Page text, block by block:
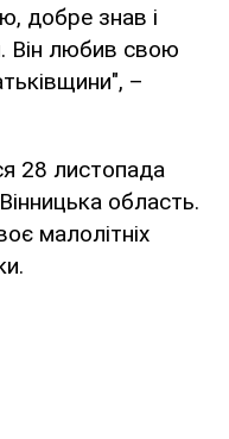
добре знав і
Він любив свою
–
28 листопада
область.
малолітніх